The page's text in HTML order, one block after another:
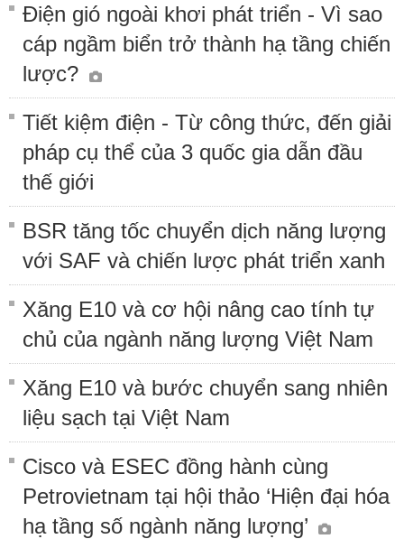
Điện gió ngoài khơi phát triển - Vì sao
cáp ngầm biển trở thành hạ tầng chiến
lược?
Tiết kiệm điện - Từ công thức, đến giải
pháp cụ thể của 3 quốc gia dẫn đầu
thế giới
BSR tăng tốc chuyển dịch năng lượng
với SAF và chiến lược phát triển xanh
Xăng E10 và cơ hội nâng cao tính tự
chủ của ngành năng lượng Việt Nam
Xăng E10 và bước chuyển sang nhiên
liệu sạch tại Việt Nam
Cisco và ESEC đồng hành cùng
Petrovietnam tại hội thảo ‘Hiện đại hóa
hạ tầng số ngành năng lượng’